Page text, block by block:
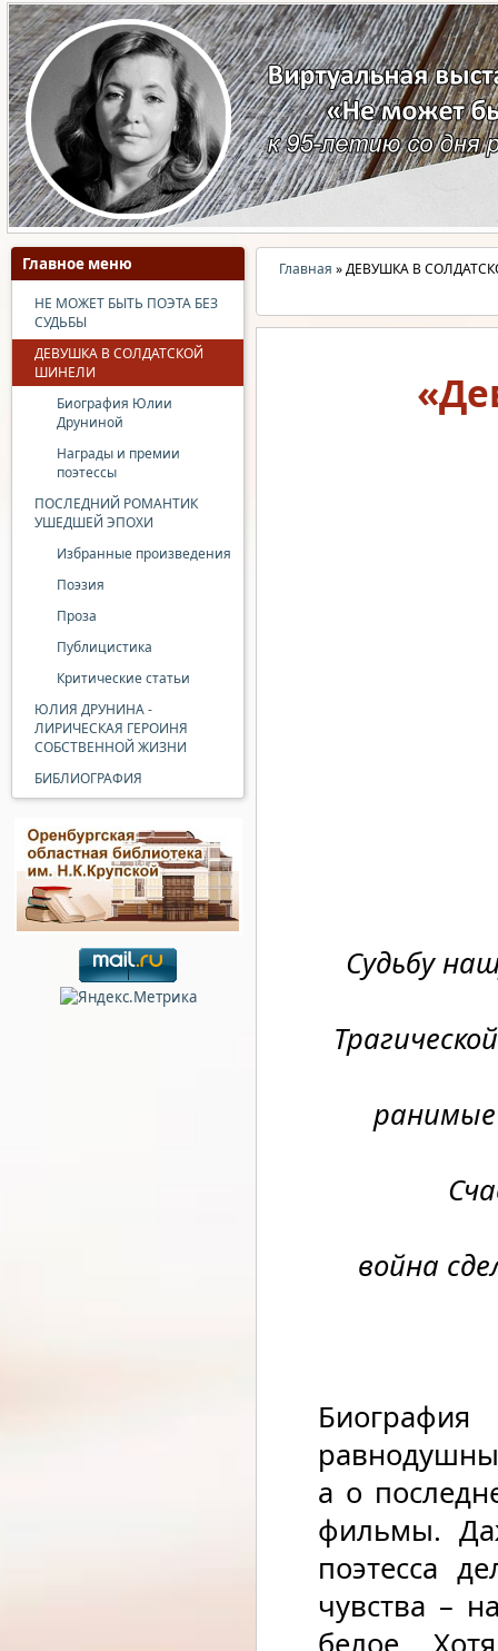
Главная » ДЕВУШКА В
Судьбу
война
а о
фильмы.
поэтесса
чувства –
белое.
Главное меню
НЕ МОЖЕТ БЫТЬ ПОЭТА БЕЗ
СУДЬБЫ
ДЕВУШКА В СОЛДАТСКОЙ
ШИНЕЛИ
Биография Юлии
Друниной
Награды и премии
поэтессы
ПОСЛЕДНИЙ РОМАНТИК
УШЕДШЕЙ ЭПОХИ
Избранные произведения
Поэзия
Проза
Публицистика
Критические статьи
ЮЛИЯ ДРУНИНА -
ЛИРИЧЕСКАЯ ГЕРОИНЯ
СОБСТВЕННОЙ ЖИЗНИ
БИБЛИОГРАФИЯ